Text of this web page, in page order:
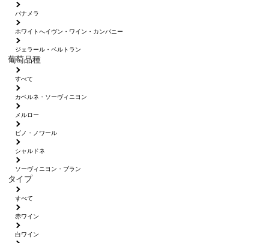
パナメラ
ホワイトへイヴン・ワイン・カンパニー
ジェラール・ベルトラン
葡萄品種
すべて
カベルネ・ソーヴィニヨン
メルロー
ピノ・ノワール
シャルドネ
ソーヴィニヨン・ブラン
タイプ
すべて
赤ワイン
白ワイン